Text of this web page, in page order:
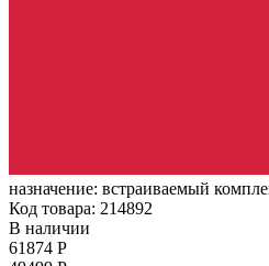
назначение: встраиваемый
Код товара: 214892
В наличии
61874 Р